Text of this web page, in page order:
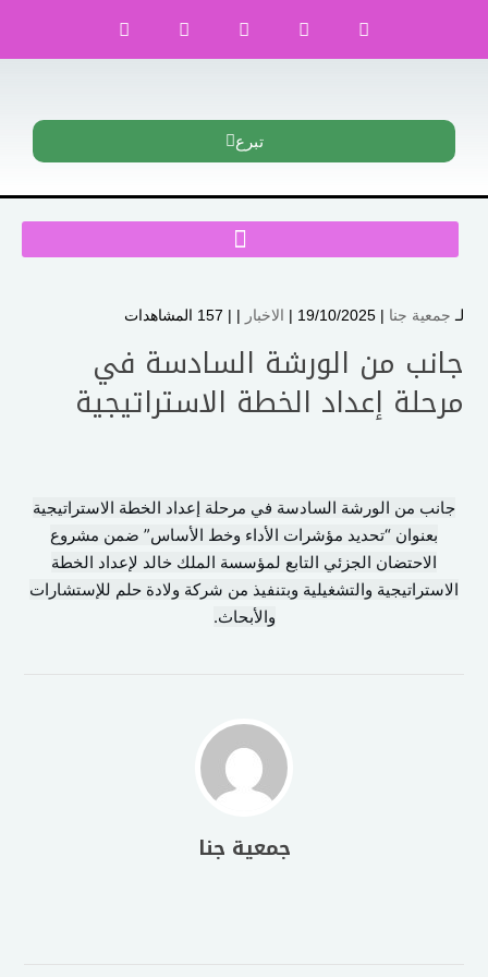
تبرع
لـ جمعية جنا | 19/10/2025 | الاخبار | | 157 المشاهدات
جانب من الورشة السادسة في
مرحلة إعداد الخطة الاستراتيجية
جانب من الورشة السادسة في مرحلة إعداد الخطة الاستراتيجية
بعنوان “تحديد مؤشرات الأداء وخط الأساس” ضمن مشروع
الاحتضان الجزئي التابع لمؤسسة الملك خالد لإعداد الخطة
الاستراتيجية والتشغيلية وبتنفيذ من شركة ولادة حلم للإستشارات
والأبحاث.
جمعية جنا